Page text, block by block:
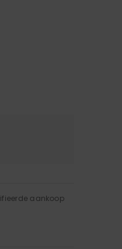
aankoop